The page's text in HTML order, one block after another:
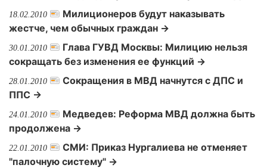
18.02.2010
Милиционеров будут наказывать
жестче, чем обычных граждан →
30.01.2010
Глава ГУВД Москвы: Милицию нельзя
сокращать без изменения ее функций →
28.01.2010
Сокращения в МВД начнутся с ДПС и
ППС →
24.01.2010
Медведев: Реформа МВД должна быть
продолжена →
22.01.2010
СМИ: Приказ Нургалиева не отменяет
"палочную систему" →